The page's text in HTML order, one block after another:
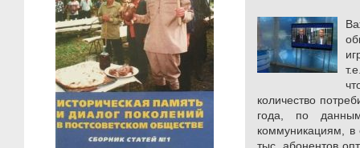
количество
года, по
коммуникациям, в